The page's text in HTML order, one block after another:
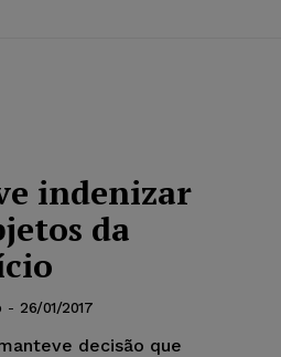
indenizar
da
- 26/01/2017
decisão que